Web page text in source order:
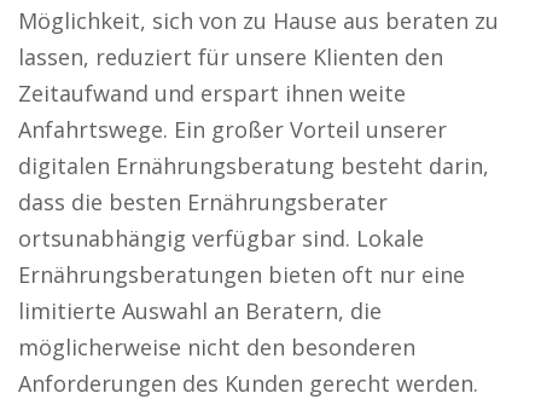
Möglichkeit, sich von zu Hause aus beraten zu
lassen, reduziert für unsere Klienten den
Zeitaufwand und erspart ihnen weite
Anfahrtswege. Ein großer Vorteil unserer
digitalen Ernährungsberatung besteht darin,
dass die besten Ernährungsberater
ortsunabhängig verfügbar sind. Lokale
Ernährungsberatungen bieten oft nur eine
limitierte Auswahl an Beratern, die
möglicherweise nicht den besonderen
Anforderungen des Kunden gerecht werden.